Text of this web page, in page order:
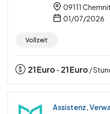
09111
01/07/2026
Vollzeit
21Euro - 21Euro /
Assistenz,